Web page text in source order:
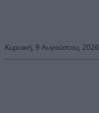
Κυριακή, 9 Αυγούστου, 2026